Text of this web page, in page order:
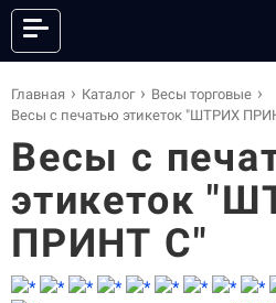
КАТАЛОГ
ОНЛАЙН КАССЫ
АНДРОИД СМАРТ-ТЕРМИНАЛЫ
ПРИНТЕРЫ ЭТИКЕТОК
POS-ПЕРИФЕРИЯ
Главная Каталог
Весы торговые
Весы с печатью этикеток "ШТРИХ
Весы с
этикеток
ПРИНТ С"